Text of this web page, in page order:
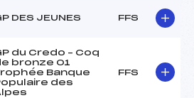
DES JEUNES FFS
du Credo – Coq
bronze 01
Banque
des
FFS